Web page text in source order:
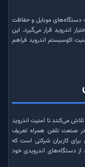
دستگاه‌های موبایل و حفاظت
اندروید قرار می‌گیرد. این
اکوسیستم اندروید فراهم
می‌کنند تا امنیت اندروید
صنعت تلفن همراه تعریف
کاربران شرکتی است که
از دستگاه‌های اندرویدی خود